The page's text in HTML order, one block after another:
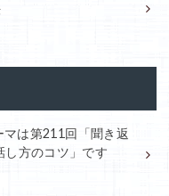
は第211回「聞き返
し方のコツ」です